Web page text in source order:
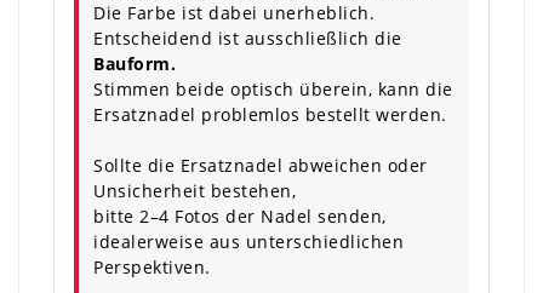
Die Farbe ist dabei unerheblich.
Entscheidend ist ausschließlich die
Bauform.
Stimmen beide optisch überein, kann die
Ersatznadel problemlos bestellt werden.
Sollte die Ersatznadel abweichen oder
Unsicherheit bestehen,
bitte 2–4 Fotos der Nadel senden,
idealerweise aus unterschiedlichen
Perspektiven.